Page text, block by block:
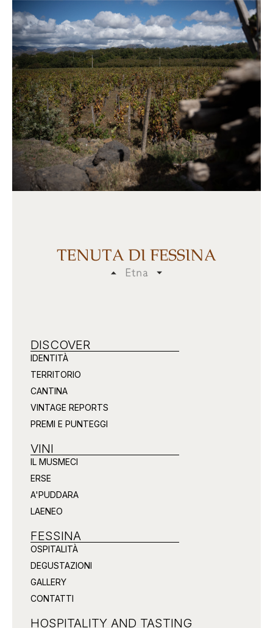
DISCOVER
IDENTITÀ
TERRITORIO
CANTINA
VINTAGE REPORTS
PREMI E PUNTEGGI
VINI
IL MUSMECI
ERSE
A'PUDDARA
LAENEO
FESSINA
OSPITALITÀ
DEGUSTAZIONI
GALLERY
CONTATTI
HOSPITALITY AND TASTING